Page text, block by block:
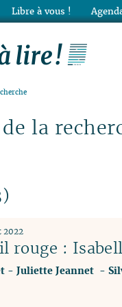
la
rouge :
2022
- Juliette Jeannet -
Libre à vous !